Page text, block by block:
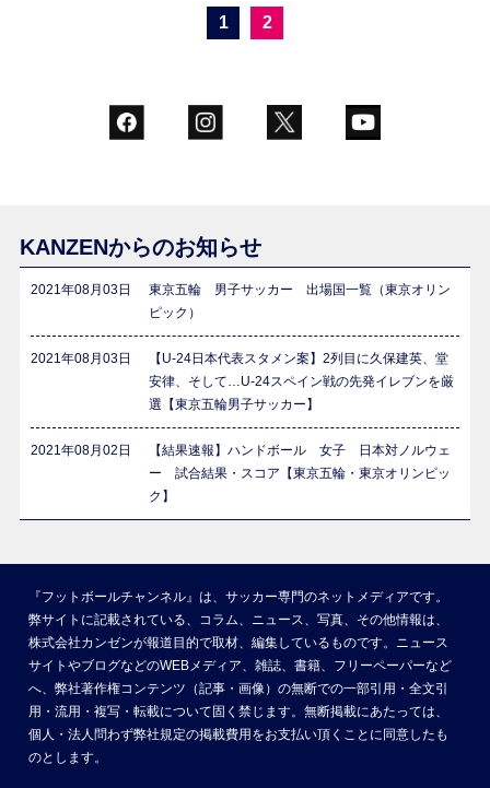
1 2
KANZENからのお知らせ
2021年08月03日
東京五輪 男子サッカー 出場国一覧（東京オリン
ピック）
2021年08月03日
【U-24日本代表スタメン案】2列目に久保建英、堂
安律、そして…U-24スペイン戦の先発イレブンを厳
選【東京五輪男子サッカー】
2021年08月02日
【結果速報】ハンドボール 女子 日本対ノルウェ
ー 試合結果・スコア【東京五輪・東京オリンピッ
ク】
『フットボールチャンネル』は、サッカー専門のネットメディアです。
弊サイトに記載されている、コラム、ニュース、写真、その他情報は、
株式会社カンゼンが報道目的で取材、編集しているものです。ニュース
サイトやブログなどのWEBメディア、雑誌、書籍、フリーペーパーなど
へ、弊社著作権コンテンツ（記事・画像）の無断での一部引用・全文引
用・流用・複写・転載について固く禁じます。無断掲載にあたっては、
個人・法人問わず弊社規定の掲載費用をお支払い頂くことに同意したも
のとします。